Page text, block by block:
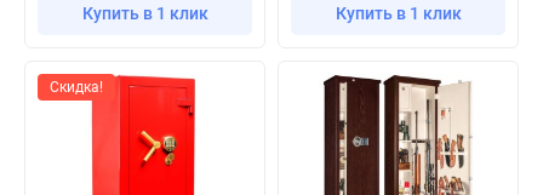
Купить в 1 клик Купить в 1 клик
Скидка!